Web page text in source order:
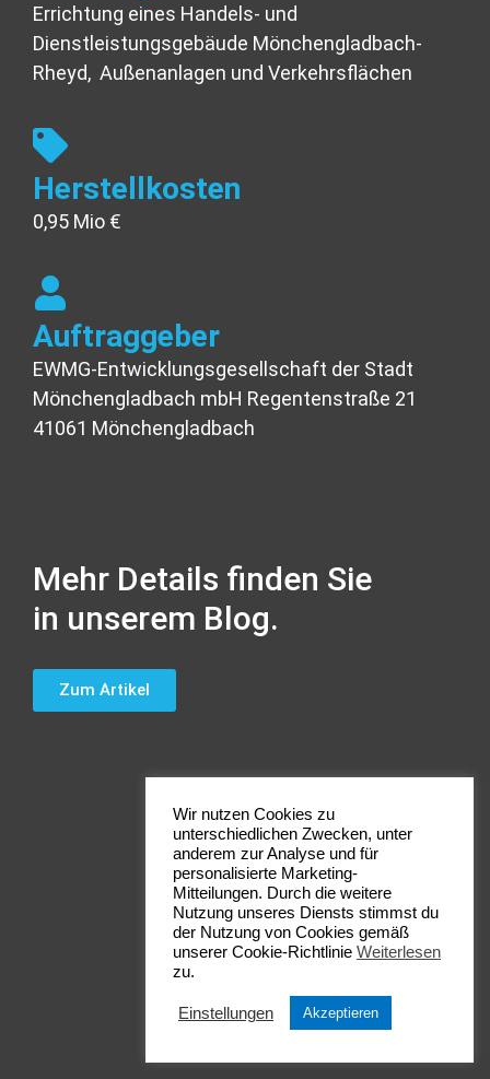
Errichtung eines Handels- und
Dienstleistungsgebäude Mönchengladbach-
Rheyd, Außenanlagen und Verkehrsflächen
Herstellkosten
0,95 Mio €
Auftraggeber
EWMG-Entwicklungsgesellschaft der Stadt
Mönchengladbach mbH Regentenstraße 21
41061 Mönchengladbach
Mehr Details finden Sie
in unserem Blog.
Zum Artikel
Zur Übersicht
Wir nutzen Cookies zu
unterschiedlichen Zwecken, unter
anderem zur Analyse und für
personalisierte Marketing-
Mitteilungen. Durch die weitere
Nutzung unseres Diensts stimmst du
der Nutzung von Cookies gemäß
unserer Cookie-Richtlinie Weiterlesen
zu.
Einstellungen Akzeptieren